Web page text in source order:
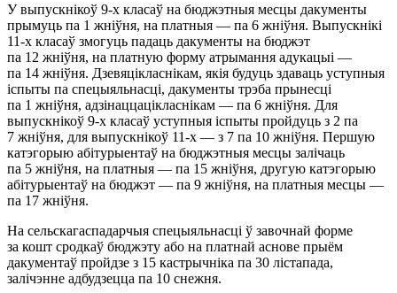
У выпускнікоў 9-х класаў на бюджэтныя месцы дакументы
прымуць па 1 жніўня, на платныя — па 6 жніўня. Выпускнікі
11-х класаў змогуць падаць дакументы на бюджэт
па 12 жніўня, на платную форму атрымання адукацыі —
па 14 жніўня. Дзевяцікласнікам, якія будуць здаваць уступныя
іспыты па спецыяльнасці, дакументы трэба прынесці
па 1 жніўня, адзінаццацікласнікам — па 6 жніўня. Для
выпускнікоў 9-х класаў уступныя іспыты пройдуць з 2 па
7 жніўня, для выпускнікоў 11-х — з 7 па 10 жніўня. Першую
катэгорыю абітурыентаў на бюджэтныя месцы залічаць
па 5 жніўня, на платныя — па 15 жніўня, другую катэгорыю
абітурыентаў на бюджэт — па 9 жніўня, на платныя месцы —
па 17 жніўня.
На сельскагаспадарчыя спецыяльнасці ў завочнай форме
за кошт сродкаў бюджэту або на платнай аснове прыём
дакументаў пройдзе з 15 кастрычніка па 30 лістапада,
залічэнне адбудзецца па 10 снежня.